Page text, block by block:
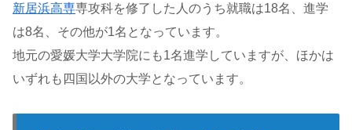
新居浜高専専攻科を修了した人のうち就職は18名、進学
は8名、その他が1名となっています。
地元の愛媛大学大学院にも1名進学していますが、ほかは
いずれも四国以外の大学となっています。